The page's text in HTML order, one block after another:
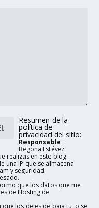
Resumen de la
política de
privacidad del sitio:
Responsable :
Begoña Estévez.
realizas en este blog.
una IP que se almacena
y seguridad.
que los datos que me
de Hosting de